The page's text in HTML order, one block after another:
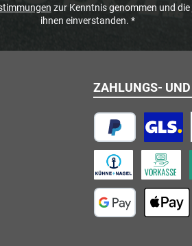
zur Kenntnis genommen und die
ihnen einverstanden. *
ZAHLUNGS-
PayPal
Vorkasse
Speditionsversand